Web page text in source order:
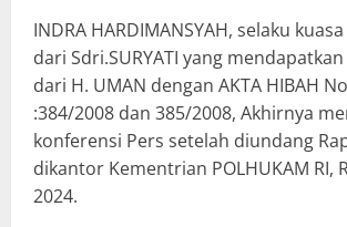
INDRA HARDIMANSYAH, selaku
dari Sdri.SURYATI yang
dari H. UMAN dengan AKTA HIBAH
:384/2008 dan 385/2008, Akhirnya
konferensi Pers setelah diundang
dikantor Kementrian POLHUKAM RI,
2024.